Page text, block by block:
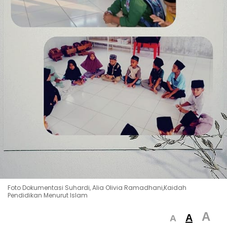
Foto Dokumentasi Suhardi, Alia Olivia Ramadhani,Kaidah
Pendidikan Menurut Islam
A A A